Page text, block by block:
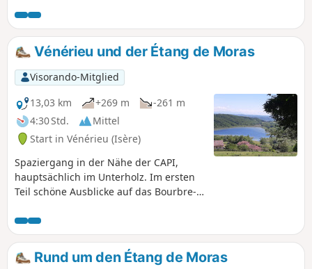
eines Hügels, dann durch den Wald
vorbei am Croix du Moine Mort und
schließlich geht es auf dem Hügel
zurück nach Virieu.
Vénérieu und der Étang de Moras
Visorando-Mitglied
13,03 km
+269 m
-261 m
4:30 Std.
Mittel
Start in Vénérieu (Isère)
Spaziergang in der Nähe der CAPI,
hauptsächlich im Unterholz. Im ersten
Teil schöne Ausblicke auf das Bourbre-
Auf dem Rückweg geht es am Étang de
Moras entlang, aber das Schilf versperrt
die Sicht auf das Ufer. Einige
Backhäuser und Waschhäuser säumen
Rund um den Étang de Moras